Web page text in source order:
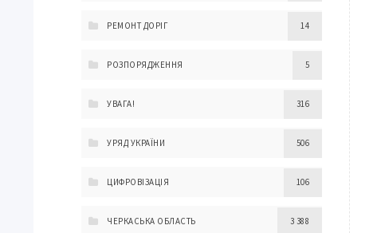
РЕМОНТ ДОРІГ 14
РОЗПОРЯДЖЕННЯ 5
УВАГА! 316
УРЯД УКРАЇНИ 506
ЦИФРОВІЗАЦІЯ 106
ЧЕРКАСЬКА ОБЛАСТЬ 3 388